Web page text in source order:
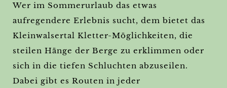
Wer im Sommerurlaub das etwas
aufregendere Erlebnis sucht, dem bietet das
Kleinwalsertal Kletter-Möglichkeiten, die
steilen Hänge der Berge zu erklimmen oder
sich in die tiefen Schluchten abzuseilen.
Dabei gibt es Routen in jeder